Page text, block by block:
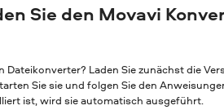
Sie den Movavi
Dateikonverter? Laden Sie zunächst die
Sie sie und folgen Sie den
ist, wird sie automatisch ausgeführt.